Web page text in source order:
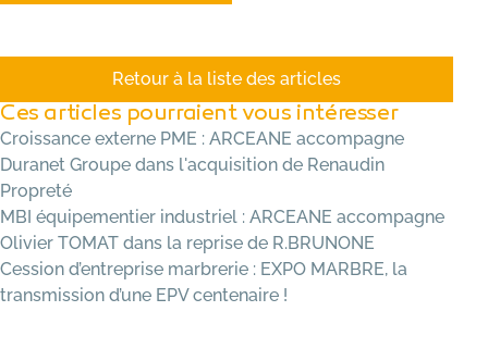
Retour à la liste des articles
Ces articles pourraient vous intéresser
Croissance externe PME : ARCEANE accompagne
Duranet Groupe dans l'acquisition de Renaudin
Propreté
MBI équipementier industriel : ARCEANE accompagne
Olivier TOMAT dans la reprise de R.BRUNONE
Cession d’entreprise marbrerie : EXPO MARBRE, la
transmission d’une EPV centenaire !